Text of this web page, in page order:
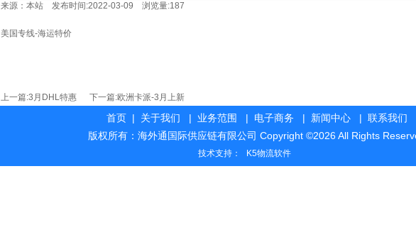
来源：本站 发布时间:2022-03-09 浏览量:187
美国专线-海运特价
上一篇:3月DHL特惠 下一篇:欧洲卡派-3月上新
首页 | 关于我们 | 业务范围 | 电子商务 | 新闻中心 | 联系我们
版权所有：海外通国际供应链有限公司 Copyright ©2026 All Rights
技术支持： K5物流软件